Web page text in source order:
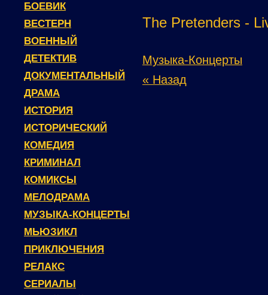
БОЕВИК
ВЕСТЕРН
ВОЕННЫЙ
ДЕТЕКТИВ
ДОКУМЕНТАЛЬНЫЙ
ДРАМА
ИСТОРИЯ
ИСТОРИЧЕСКИЙ
КОМЕДИЯ
КРИМИНАЛ
КОМИКСЫ
МЕЛОДРАМА
МУЗЫКА-КОНЦЕРТЫ
МЬЮЗИКЛ
ПРИКЛЮЧЕНИЯ
РЕЛАКС
СЕРИАЛЫ
The Pretenders -
Музыка-Концерты
« Назад